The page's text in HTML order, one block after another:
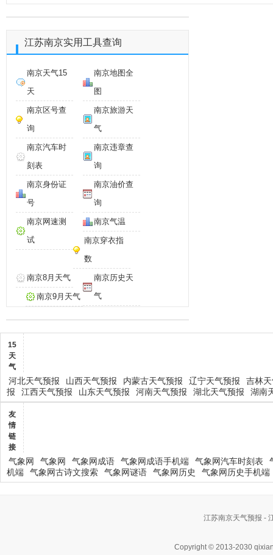
江苏南京实用工具查询
南京天气15
天
南京地图全
图
南京区号查
询
南京旅游天
气
南京汽车时
刻表
南京违章查
询
南京身份证
号
南京油价查
询
南京网速测
试
南京气温
南京穿衣指
数
南京历史天
气
南京8月天气
南京9月天气
15
天
气
河北天气预报 山西天气预报 内蒙古天气预报 辽宁天气预报
吉林
报
江西天气预报 山东天气预报 河南天气预报 湖北天气预报 湖南
友
情
链
接
气象网 气象网 气象网成语 气象网成语手机端 气象网汽车时刻表
机端
气象网古诗文搜索 气象网谜语 气象网历史 气象网历史手机端
江苏南京天气预报 -
Copyright © 2013-2030